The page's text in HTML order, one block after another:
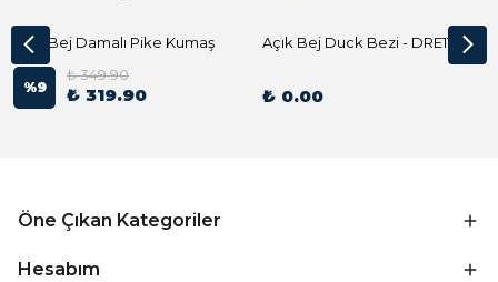
Açık Bej Damalı Pike Kumaş
%9
₺ 349.90
₺ 319.90
Açık Bej Duck Bezi - DRE1144 Kumaş Peçete
₺ 0.00
Öne Çıkan Kategoriler
Hesabım